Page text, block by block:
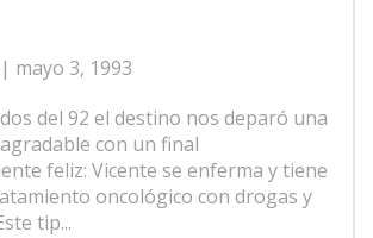
| mayo 3, 1993
del 92 el destino nos deparó una
con un final
feliz: Vicente se enferma y tiene
oncológico con drogas y
tip...